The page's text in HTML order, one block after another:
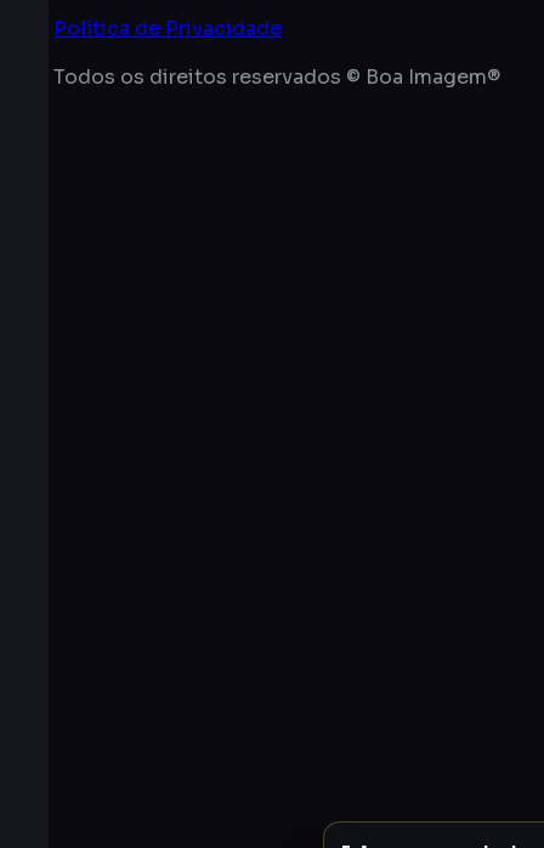
Política de Privacidade
Todos os direitos reservados © Boa Imagem®